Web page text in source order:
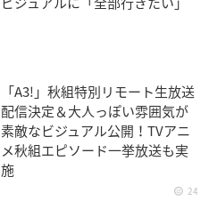
「A3!」秋組特別リモート生放送
配信決定＆大人っぽい雰囲気が
素敵なビジュアル公開！TVアニ
メ秋組エピソード一挙放送も実
施
24